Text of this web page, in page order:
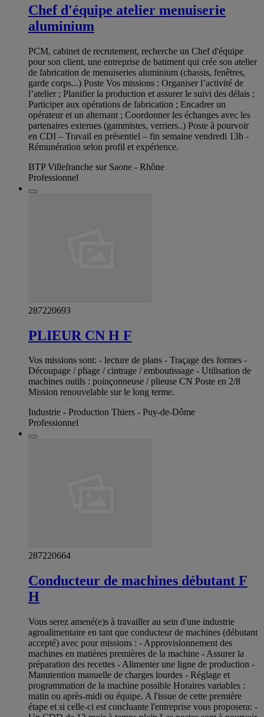
Chef d'équipe atelier menuiserie
aluminium
PCM, cabinet de recrutement, recherche un Chef d'équipe
pour son client, une entreprise de batiment qui crée son atelier
de fabrication de menuiseries aluminium (chassis, fenêtres,
garde corps...) Poste Vos missions : Organiser l’activité de
l’atelier ; Planifier la production et assurer le suivi des délais ;
Participer aux opérations de fabrication ; Encadrer un
opérateur et un alternant ; Coordonner les échanges avec les
partenaires externes (gammistes, verriers..) Poste à pourvoir
en CDI – Travail en présentiel – fin semaine vendredi 13h -
Rémunération selon profil et expérience.
BTP Villefranche sur Saone - Rhône
Professionnel
287220693
PLIEUR CN H F
Vos missions sont: - lecture de plans - Traçage des formes -
Découpage / pliage / cintrage / emboutissage - Utilisation de
machines outils : poinçonneuse / plieuse CN Poste en 2/8
Mission renouvelable sur le long terme.
Industrie - Production Thiers - Puy-de-Dôme
Professionnel
287220664
Conducteur de machines débutant F
H
Vous serez amené(e)s à travailler au sein d'une industrie
agroalimentaire en tant que conducteur de machines (débutant
accepté) avec pour missions : - Approvisionnement des
machines en matières premières de la machine - Assurer la
préparation des recettes - Alimenter une ligne de production -
Manutention manuelle de charges lourdes - Réglage et
programmation de la machine possible Horaires variables :
matin ou après-midi ou équipe. A l'issue de cette première
étape et si celle-ci est concluante l'entreprise vous proposera: -